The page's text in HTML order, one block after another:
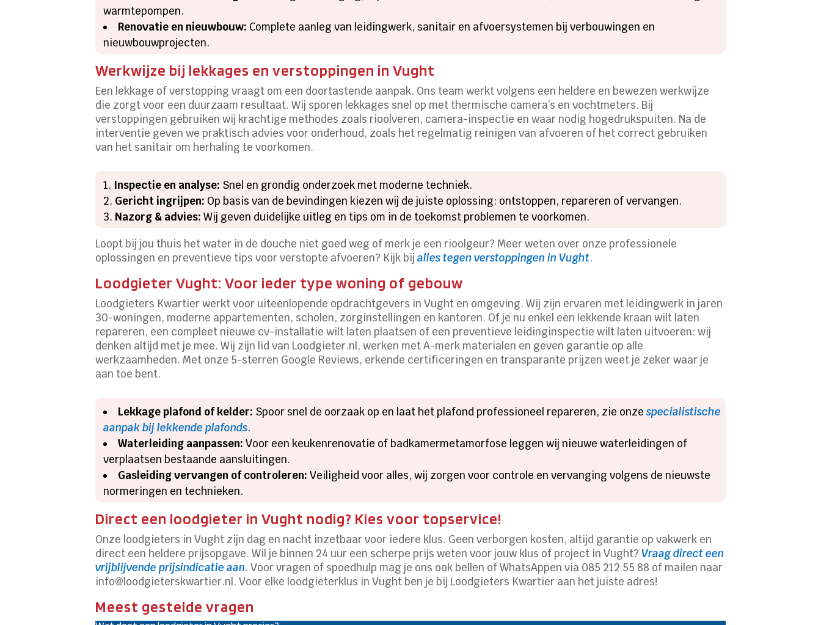
warmtepompen.
Renovatie en nieuwbouw: Complete aanleg van leidingwerk, sanitair en afvoersystemen bij verbouwingen en
nieuwbouwprojecten.
Werkwijze bij lekkages en verstoppingen in Vught
Een lekkage of verstopping vraagt om een doortastende aanpak. Ons team werkt volgens een heldere en bewezen werkwijze
die zorgt voor een duurzaam resultaat. Wij sporen lekkages snel op met thermische camera’s en vochtmeters. Bij
verstoppingen gebruiken wij krachtige methodes zoals rioolveren, camera-inspectie en waar nodig hogedrukspuiten. Na de
interventie geven we praktisch advies voor onderhoud, zoals het regelmatig reinigen van afvoeren of het correct gebruiken
van het sanitair om herhaling te voorkomen.
Inspectie en analyse: Snel en grondig onderzoek met moderne techniek.
Gericht ingrijpen: Op basis van de bevindingen kiezen wij de juiste oplossing: ontstoppen, repareren of vervangen.
Nazorg & advies: Wij geven duidelijke uitleg en tips om in de toekomst problemen te voorkomen.
Loopt bij jou thuis het water in de douche niet goed weg of merk je een rioolgeur? Meer weten over onze professionele
oplossingen en preventieve tips voor verstopte afvoeren? Kijk bijalles tegen verstoppingen in Vught.
Loodgieter Vught: Voor ieder type woning of gebouw
Loodgieters Kwartier werkt voor uiteenlopende opdrachtgevers in Vught en omgeving. Wij zijn ervaren met leidingwerk in jaren
30-woningen, moderne appartementen, scholen, zorginstellingen en kantoren. Of je nu enkel een lekkende kraan wilt laten
repareren, een compleet nieuwe cv-installatie wilt laten plaatsen of een preventieve leidinginspectie wilt laten uitvoeren: wij
denken altijd met je mee. Wij zijn lid van Loodgieter.nl, werken met A-merk materialen en geven garantie op alle
werkzaamheden. Met onze 5-sterren Google Reviews, erkende certificeringen en transparante prijzen weet je zeker waar je
aan toe bent.
Lekkage plafond of kelder: Spoor snel de oorzaak op en laat het plafond professioneel repareren, zie onzespecialistische
aanpak bij lekkende plafonds.
Waterleiding aanpassen: Voor een keukenrenovatie of badkamermetamorfose leggen wij nieuwe waterleidingen of
verplaatsen bestaande aansluitingen.
Gasleiding vervangen of controleren: Veiligheid voor alles, wij zorgen voor controle en vervanging volgens de nieuwste
normeringen en technieken.
Direct een loodgieter in Vught nodig? Kies voor topservice!
Onze loodgieters in Vught zijn dag en nacht inzetbaar voor iedere klus. Geen verborgen kosten, altijd garantie op vakwerk en
direct een heldere prijsopgave. Wil je binnen 24 uur een scherpe prijs weten voor jouw klus of project in Vught? Vraag direct een
vrijblijvende prijsindicatie aan. Voor vragen of spoedhulp mag je ons ook bellen of WhatsAppen via 085 212 55 88 of mailen naar
info@loodgieterskwartier.nl. Voor elke loodgieterklus in Vught ben je bij Loodgieters Kwartier aan het juiste adres!
Meest gestelde vragen